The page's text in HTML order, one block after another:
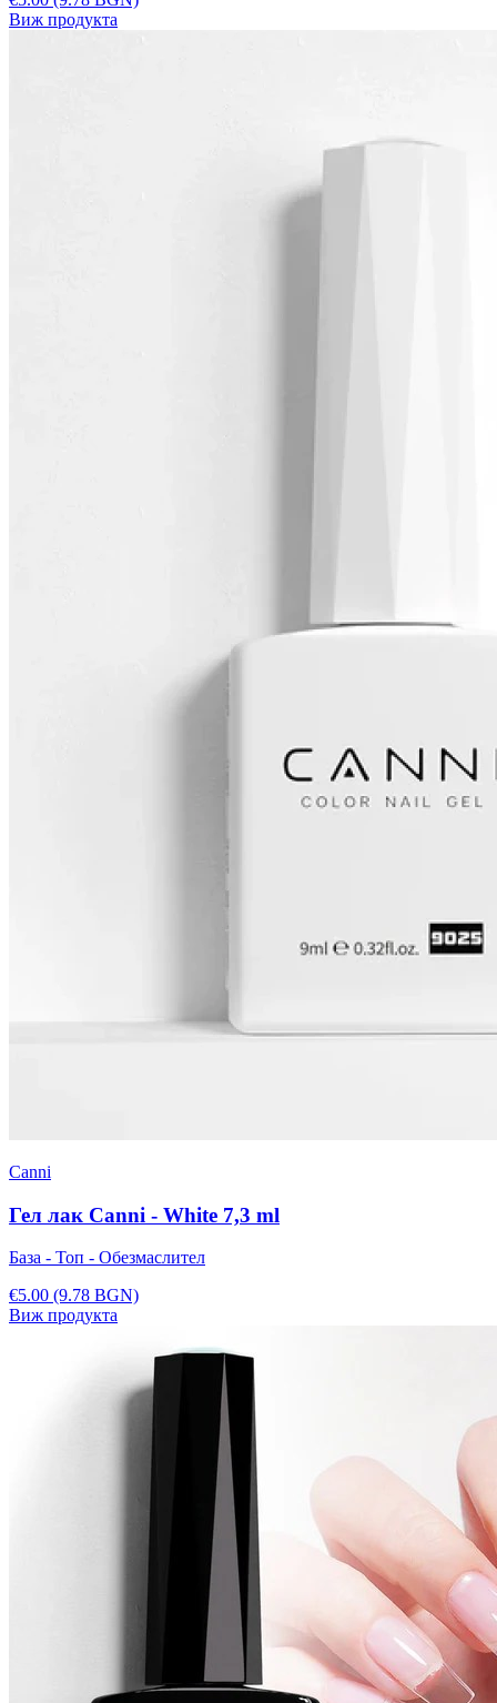
Виж продукта
Canni
Гел лак Canni - White 7,3 ml
База - Топ - Обезмаслител
€5.00 (9.78 BGN)
Виж продукта